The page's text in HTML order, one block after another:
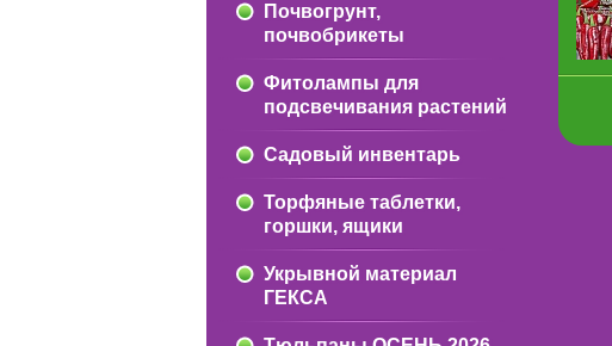
Почвогрунт,
почвобрикеты
Фитолампы для
подсвечивания растений
Садовый инвентарь
Торфяные таблетки,
горшки, ящики
Укрывной материал
ГЕКСА